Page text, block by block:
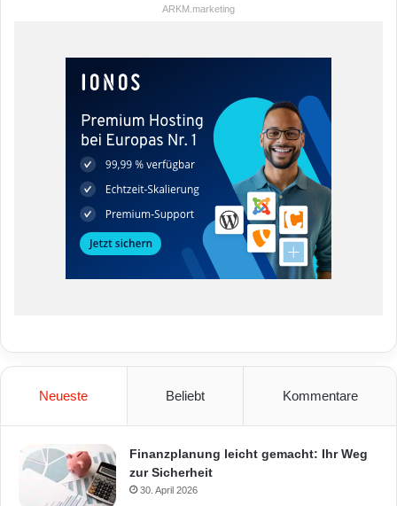
ARKM.marketing
Neueste Beliebt Kommentare
Finanzplanung leicht gemacht: Ihr Weg
zur Sicherheit
30. April 2026